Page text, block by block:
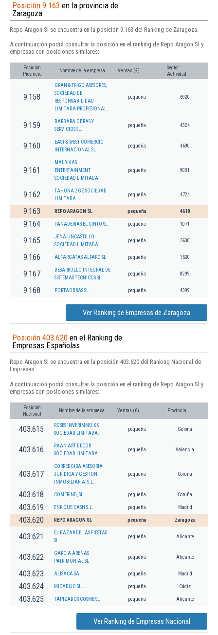
Posición 9.163 en la provincia de
Zaragoza
Repo Aragon Sl se encuentra en la posición 9.163 del Ranking de Zaragoza.
A continuación podrá consultar la posición en el ranking de Repo Aragon Sl y
empresas con posiciones similares:
Posición
Provincia
Nombre de la empresa Ventas (€)
Sector
Actividad
9.158
GRAN & TRIGO ASESORES,
SOCIEDAD DE
RESPONSABILIDAD
LIMITADA PROFESIONAL.
pequeña 6920
9.159
BARBARA OBRAS Y
SERVICIOS SL.
pequeña 4324
9.160
EAST & WEST COMERCIO
INTERNACIONAL SL
pequeña 4690
9.161
MALDIVAS
ENTERTAINMENT
SOCIEDAD LIMITADA.
pequeña 9031
9.162
TAHONA ZGZ SOCIEDAD
LIMITADA.
pequeña 4724
9.163 REPO ARAGON SL pequeña 4618
9.164 PANADERIAS EL CINTO SL pequeña 1071
9.165
JENA UNCASTILLO
SOCIEDAD LIMITADA.
pequeña 5630
9.166 ALPARGATAS ALFARO SL pequeña 1520
9.167
DESARROLLO INTEGRAL DE
SISTEMAS TECNICOS SL
pequeña 8299
9.168 PORTAOBRAS SL pequeña 4399
Ver Ranking de Empresas de Zaragoza
Posición 403.620 en el Ranking de
Empresas Españolas
Repo Aragon Sl se encuentra en la posición 403.620 del Ranking Nacional de
Empresas.
A continuación podrá consultar la posición en el ranking de Repo Aragon Sl y
empresas con posiciones similares:
Posición
Nacional
Nombre de la empresa Ventas (€) Provincia
403.615
ROSES INVERIMMO XXI
SOCIEDAD LIMITADA.
pequeña Gerona
403.616
RAAN ART DECOR
SOCIEDAD LIMITADA.
pequeña Valencia
403.617
CORREDOIRA ASESORIA
JURIDICA Y GESTION
INMOBILIARIA, S.L.
pequeña Coruña
403.618 COMERIND, SL pequeña Coruña
403.619 ENRIQUE CASH S.L. pequeña Madrid
403.620 REPO ARAGON SL pequeña Zaragoza
403.621
EL BAZAR DE LAS FIESTAS
SL.
pequeña Alicante
403.622
GARCIA ARENAS
PATRIMONIAL SL
pequeña Alicante
403.623 ALISACA SA pequeña Madrid
403.624 MICADIJO SLL. pequeña Cádiz
403.625 TAPIZADOS COSME SL pequeña Alicante
Ver Ranking de Empresas Nacional